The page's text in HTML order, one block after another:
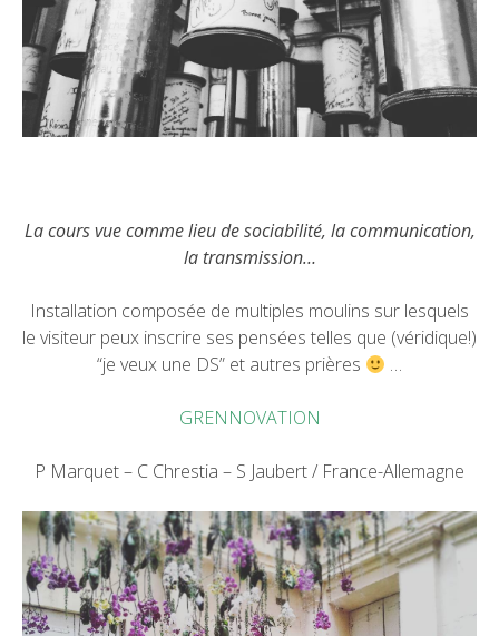
La cours vue comme lieu de sociabilité, la communication,
la transmission…
Installation composée de multiples moulins sur lesquels
le visiteur peux inscrire ses pensées telles que (véridique!)
“je veux une DS” et autres prières
…
GRENNOVATION
P Marquet – C Chrestia – S Jaubert / France-Allemagne